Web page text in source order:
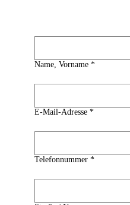
Name, Vorname *
E-Mail-Adresse *
Telefonnummer *